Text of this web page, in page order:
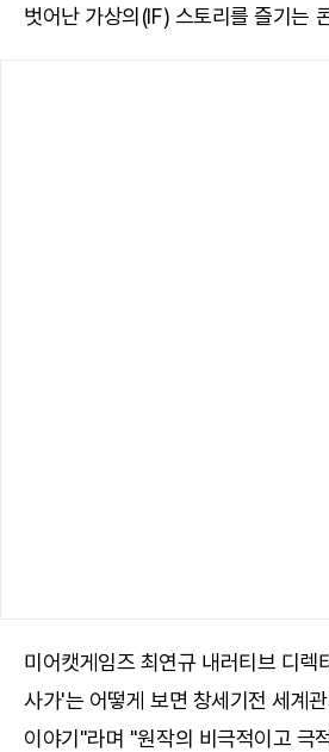
벗어난 가상의(IF) 스토리를 즐기는
미어캣게임즈 최연규 내러티브 디렉
사가'는 어떻게 보면 창세기전 세계
이야기"라며 "원작의 비극적이고 극